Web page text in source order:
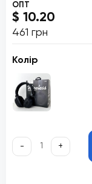
ОПТ
$ 10.20
461 грн
Колір
- +